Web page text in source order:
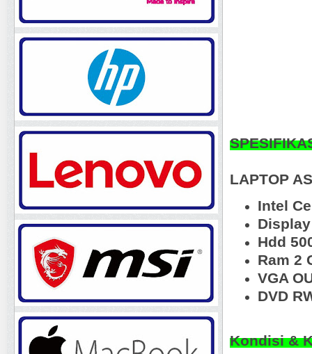
LAPTOP
Intel
Hdd
Ram 2
VGA
DVD
Kondisi &